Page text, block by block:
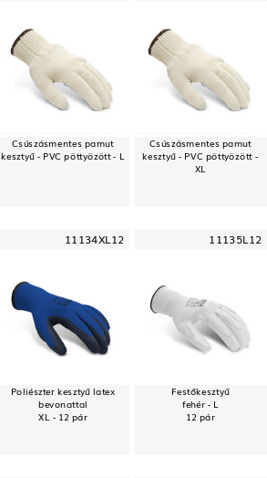
Csúszásmentes pamut
kesztyű - PVC pöttyözött - L
Csúszásmentes pamut
kesztyű - PVC pöttyözött -
XL
11134XL12
Poliészter kesztyű latex
bevonattal
XL - 12 pár
11135L12
Festőkesztyű
fehér - L
12 pár